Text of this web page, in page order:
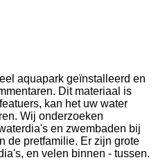
aquapark geïnstalleerd en
Dit materiaal is
kan het uw water
Wij onderzoeken
en zwembaden bij
de pretfamilie. Er zijn grote
en velen binnen - tussen.